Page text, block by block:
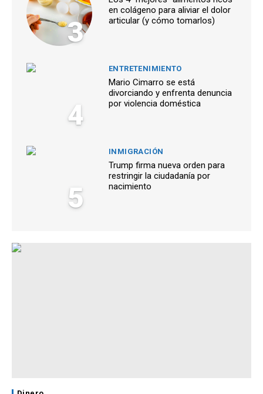
3
en colágeno para aliviar el dolor
articular (y cómo tomarlos)
4
ENTRETENIMIENTO
Mario Cimarro se está
divorciando y enfrenta denuncia
por violencia doméstica
5
INMIGRACIÓN
Trump firma nueva orden para
restringir la ciudadanía por
nacimiento